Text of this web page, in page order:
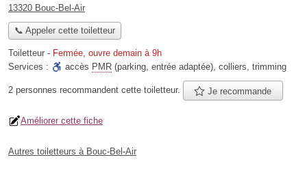
13320 Bouc-Bel-Air
📞 Appeler cette toiletteur
Toiletteur - Fermée, ouvre demain à 9h
Services :
accès PMR (parking, entrée adaptée), colliers, trimming
2 personnes recommandent cette toiletteur. Je recommande
Améliorer cette fiche
Autres toiletteurs à Bouc-Bel-Air